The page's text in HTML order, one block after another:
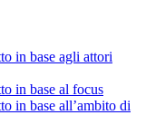
in base agli attori
in base al focus
in base all’ambito di